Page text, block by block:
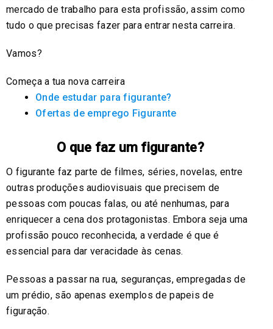
mercado de trabalho para esta profissão, assim como
tudo o que precisas fazer para entrar nesta carreira.
Vamos?
Começa a tua nova carreira
Onde estudar para figurante?
Ofertas de emprego Figurante
O que faz um figurante?
O figurante faz parte de filmes, séries, novelas, entre
outras produções audiovisuais que precisem de
pessoas com poucas falas, ou até nenhumas, para
enriquecer a cena dos protagonistas. Embora seja uma
profissão pouco reconhecida, a verdade é que é
essencial para dar veracidade às cenas.
Pessoas a passar na rua, seguranças, empregadas de
um prédio, são apenas exemplos de papeis de
figuração.